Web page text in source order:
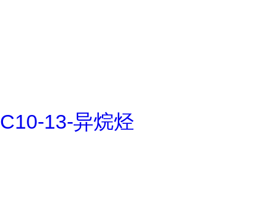
C10-13-异烷烃